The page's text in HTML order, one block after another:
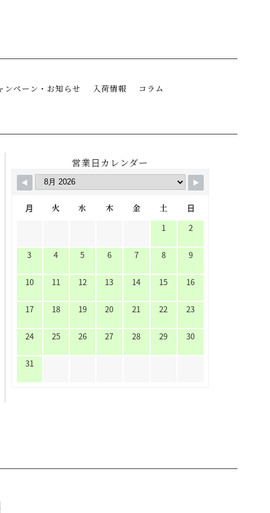
ンペーン・お知らせ 入荷情報 コラム
営業日カレンダー
月 火 水 木 金 土
日
1
2
3 4 5 6 7 8 9
10 11 12 13 14 15 16
17 18 19 20 21 22 23
24 25 26 27 28 29 30
31